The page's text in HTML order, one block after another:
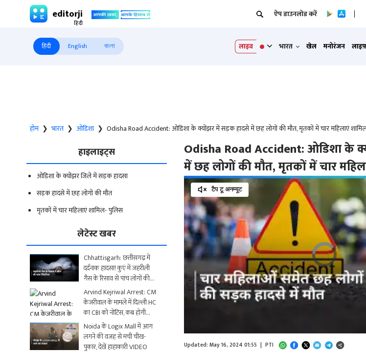
editorji ऐप डाउनलोड करें
हिंदी English বাংলা लाइव भारत खेल मनोरंजन
होम ❯ भारत ❯ ओडिशा ❯ Odisha Road Accident: ओडिशा के क्योंझर में सड़क हादसे में छह लोगों की मौत, मृतकों में चार महिलाएं
हाइलाइट्स
ओडिशा के क्योंझर जिले में सड़क हादसा
सड़क हादसे में छह लोगों की मौत
मृतकों में चार महिलाएं शामिल- पुलिस
लेटेस्ट खबर
Chhattisgarh: छत्तीसगढ़ में
दर्दनाक हादसा! कुएं में जहरीली
गैस के रिसाव से पांच लोगों की
मौत
Arvind Kejriwal Arrest: CM
केजरीवाल के मामले में दिल्ली HC
का CBI को नोटिस, कब होगी
अगली सुनवाई?
Noida के Logix Mall में आग
लगने की वजह से मची चीख-
पुकार, देखें हाहाकारी VIDEO
Odisha Road Accident: ओडिशा के
में छह लोगों की मौत, मृतकों में चार
Updated: May 16, 2024 01:55 | PTI
टैप टू अनम्यूट
Video
Player
is
loading.